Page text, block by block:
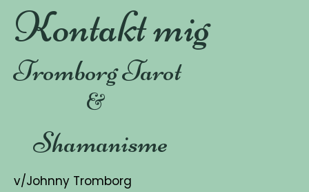
Kontakt mig
Tromborg Tarot
&
Shamanisme
v/Johnny Tromborg